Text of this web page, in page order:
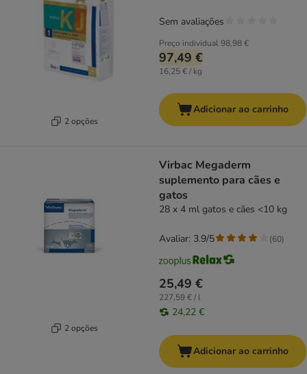
2 opções
Preço individual98,98 €
97,49 €
16,25 € / kg
Sem avaliações
Adicionar ao carrinho
2 opções
Virbac Megaderm
suplemento para cães e
gatos
28 x 4 ml gatos e cães <10 kg
25,49 €
227,59 € / l
24,22 €
Avaliar: 3.9/5 (60)
Adicionar ao carrinho